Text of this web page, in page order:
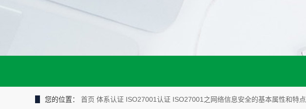
您的位置： 首页 体系认证 ISO27001认证 ISO27001之网络信息安全的基本属性和特点